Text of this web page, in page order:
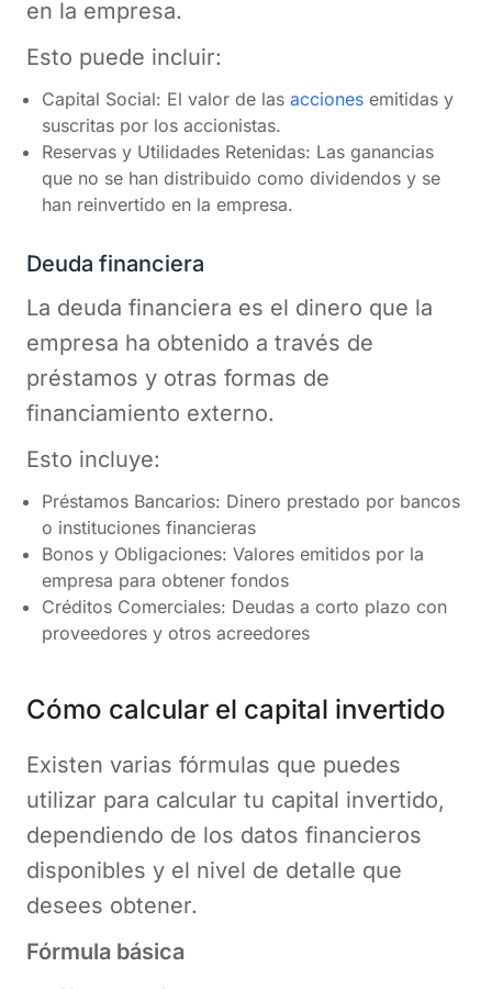
en la empresa.
Esto puede incluir:
Capital Social: El valor de las acciones emitidas y
suscritas por los accionistas.
Reservas y Utilidades Retenidas: Las ganancias
que no se han distribuido como dividendos y se
han reinvertido en la empresa.
Deuda financiera
La deuda financiera es el dinero que la
empresa ha obtenido a través de
préstamos y otras formas de
financiamiento externo.
Esto incluye:
Préstamos Bancarios: Dinero prestado por bancos
o instituciones financieras
Bonos y Obligaciones: Valores emitidos por la
empresa para obtener fondos
Créditos Comerciales: Deudas a corto plazo con
proveedores y otros acreedores
Cómo calcular el capital invertido
Existen varias fórmulas que puedes
utilizar para calcular tu capital invertido,
dependiendo de los datos financieros
disponibles y el nivel de detalle que
desees obtener.
Fórmula básica